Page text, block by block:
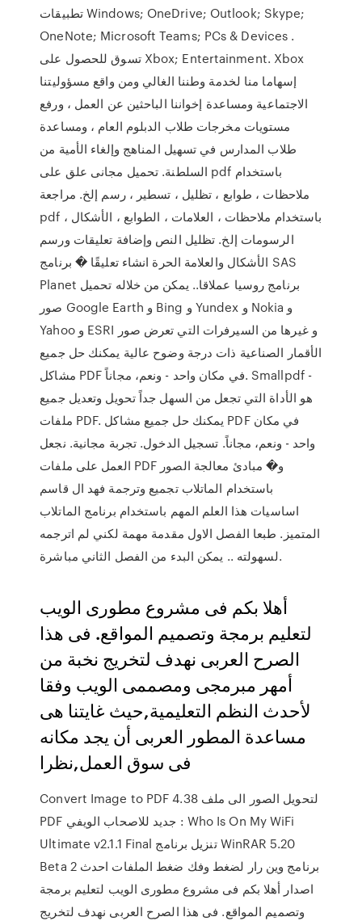
تطبيقات Windows; OneDrive; Outlook; Skype;
OneNote; Microsoft Teams; PCs & Devices .
تسوق للحصول على Xbox; Entertainment. Xbox
إسهاما منا لخدمة وطننا الغالي ومن واقع مسؤوليتنا
الاجتماعية ومساعدة إخواننا الباحثين عن العمل ، ورفع
مستويات مخرجات طلاب الدبلوم العام ، ومساعدة
طلاب المدارس في تسهيل المناهج وإلغاء الأمية من
السلطنة. تحميل مجانى علق على pdf باستخدام
ملاحظات ، طوابع ، تظليل ، تسطير ، رسم إلخ. مراجعة
pdf باستخدام ملاحظات ، العلامات ، الطوابع ، الأشكال ،
الرسومات إلخ. تظليل النص وإضافة تعليقات ورسم
الأشكال والعلامة الحرة انشاء تعليقًا � برنامج SAS
Planet برنامج روسيا عملاقا.. يمكن من خلاله تحميل
صور Google Earth و Bing و Yundex و Nokia و
Yahoo و ESRI و غيرها من السيرفرات التي تعرض صور
الأقمار الصناعية ذات درجة وضوح عالية يمكنك حل جميع
مشاكل PDF في مكان واحد - ونعم، مجاناً. Smallpdf -
هو الأداة التي تجعل من السهل جداً تحويل وتعديل جميع
ملفات PDF. يمكنك حل جميع مشاكل PDF في مكان
واحد - ونعم، مجاناً. تسجيل الدخول. تجربة مجانية. نجعل
العمل على ملفات PDF و� مبادئ معالجة الصور
باستخدام الماتلاب تجميع وترجمة فهد ال قاسم
اساسيات هذا العلم المهم باستخدام برنامج الماتلاب
المتميز. طبعا الفصل الاول مقدمة مهمة لكني لم اترجمه
لسهولته .. يمكن البدء من الفصل الثاني مباشرة.
أهلا بكم فى مشروع مطورى الويب
لتعليم برمجة وتصميم المواقع. فى هذا
الصرح العربى نهدف لتخريج نخبة من
أمهر مبرمجى ومصممى الويب وفقا
لأحدث النظم التعليمية,حيث غايتنا هى
مساعدة المطور العربى أن يجد مكانه
فى سوق العمل,نظرا
Convert Image to PDF 4.38 لتحويل الصور الى ملف
PDF جديد للاصحاب الويفي : Who Is On My WiFi
Ultimate v2.1.1 Final تنزيل برنامج WinRAR 5.20
Beta 2 برنامج وين رار لضغط وفك ضغط الملفات احدث
اصدار أهلا بكم فى مشروع مطورى الويب لتعليم برمجة
وتصميم المواقع. فى هذا الصرح العربى نهدف لتخريج